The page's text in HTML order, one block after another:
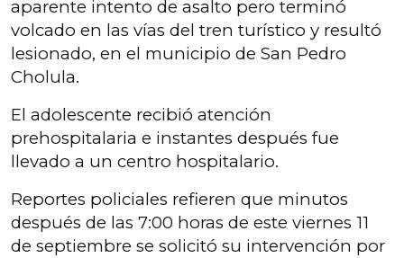
aparente intento de asalto pero terminó
volcado en las vías del tren turístico y resultó
lesionado, en el municipio de San Pedro
Cholula.
El adolescente recibió atención
prehospitalaria e instantes después fue
llevado a un centro hospitalario.
Reportes policiales refieren que minutos
después de las 7:00 horas de este viernes 11
de septiembre se solicitó su intervención por